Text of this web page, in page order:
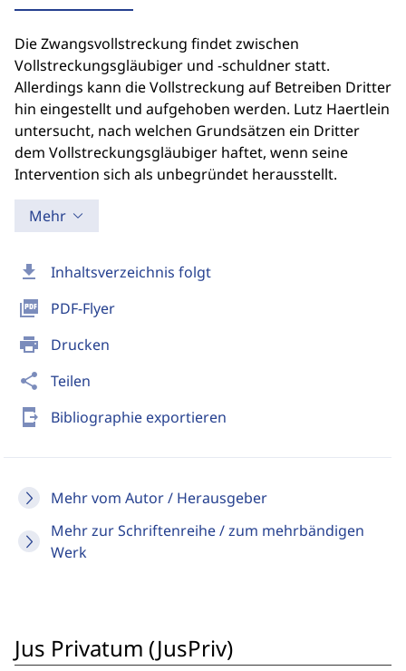
download Inhaltsverzeichnis folgt
picture_as_pdf PDF-Flyer
print Drucken
share Teilen
send_to_mobile Bibliographie exportieren
Mehr vom Autor / Herausgeber
Mehr zur Schriftenreihe / zum mehrbändigen
Werk
Die Zwangsvollstreckung findet zwischen
Vollstreckungsgläubiger und -schuldner statt.
Allerdings kann die Vollstreckung auf Betreiben Dritter
hin eingestellt und aufgehoben werden. Lutz Haertlein
untersucht, nach welchen Grundsätzen ein Dritter
dem Vollstreckungsgläubiger haftet, wenn seine
Intervention sich als unbegründet herausstellt.
Mehr
Jus Privatum (JusPriv)